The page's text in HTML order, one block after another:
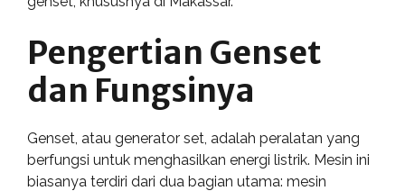
Pengertian Genset
dan Fungsinya
Genset, atau generator set, adalah peralatan yang
berfungsi untuk menghasilkan energi listrik. Mesin ini
biasanya terdiri dari dua bagian utama: mesin